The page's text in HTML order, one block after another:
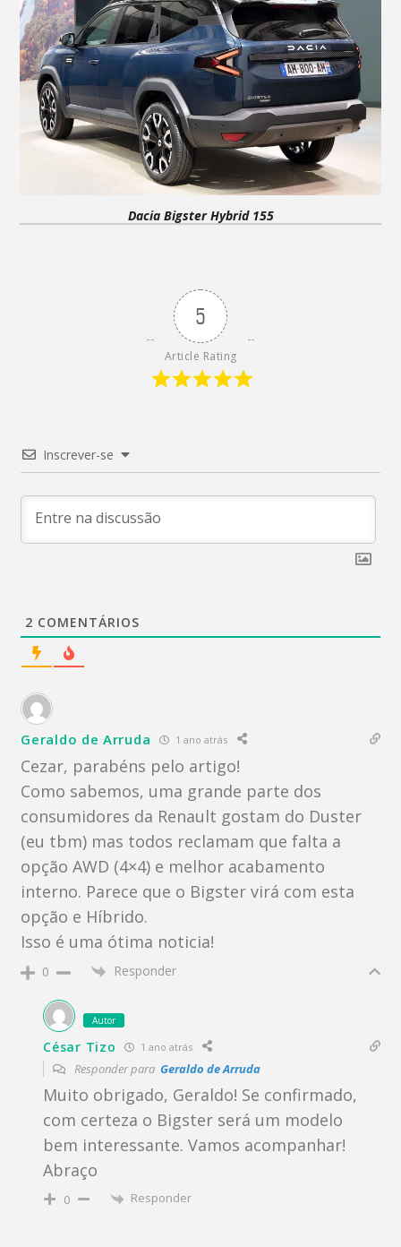
Dacia Bigster Hybrid 155
5
Article Rating
Inscrever-se
2 COMENTÁRIOS
Geraldo de Arruda 1 ano atrás
Cezar, parabéns pelo artigo!
Como sabemos, uma grande parte dos
consumidores da Renault gostam do Duster
(eu tbm) mas todos reclamam que falta a
opção AWD (4×4) e melhor acabamento
interno. Parece que o Bigster virá com esta
opção e Híbrido.
Isso é uma ótima noticia!
0 Responder
Autor
César Tizo 1 ano atrás
Responder paraGeraldo de Arruda
Muito obrigado, Geraldo! Se confirmado,
com certeza o Bigster será um modelo
bem interessante. Vamos acompanhar!
Abraço
0 Responder